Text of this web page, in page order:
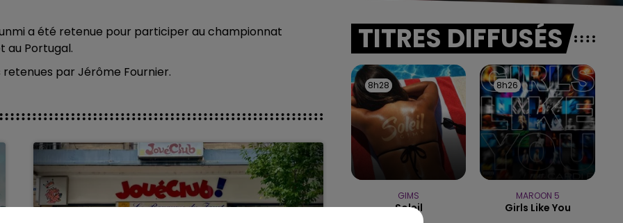
a été retenue pour participer au championnat
au Portugal.
retenues par Jérôme Fournier.
TITRES DIFFUSÉS
8h28
8h28
GIMS
Soleil
8h26
8h26
MAROON 5
Girls Like You